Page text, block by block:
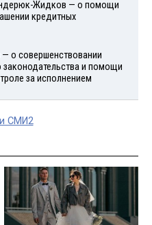
Жидков — о помощи
кредитных
о совершенствовании
законодательства и помощи
за исполнением
СМИ2